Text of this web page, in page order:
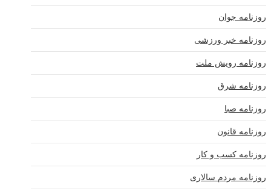
روزنامه جوان
روزنامه خبر ورزشى
روزنامه رویش ملت
روزنامه شرق
روزنامه صبا
روزنامه قانون
روزنامه كسب و كار
روزنامه مردم سالاری